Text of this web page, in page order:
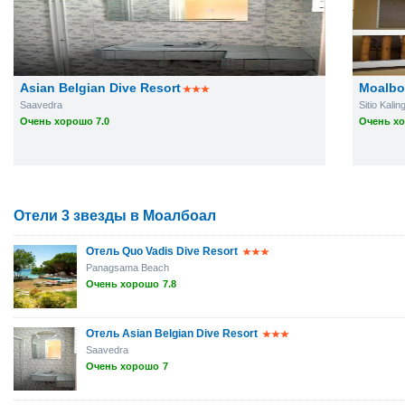
Asian Belgian Dive Resort
Saavedra
Очень хорошо 7.0
Sitio
Очень
Отели 3 звезды в Моалбоал
Отель Quo Vadis Dive Resort
Panagsama Beach
Очень хорошо 7.8
Отель Asian Belgian Dive Resort
Saavedra
Очень хорошо 7